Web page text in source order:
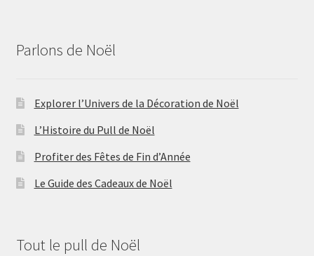
Parlons de Noël
Explorer l’Univers de la Décoration de Noël
L’Histoire du Pull de Noël
Profiter des Fêtes de Fin d’Année
Le Guide des Cadeaux de Noël
Tout le pull de Noël